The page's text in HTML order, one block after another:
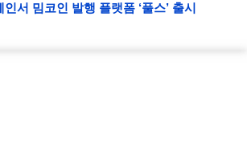
서 밈코인 발행 플랫폼 ‘풀스’ 출시